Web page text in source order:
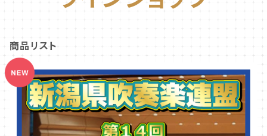
商品リスト